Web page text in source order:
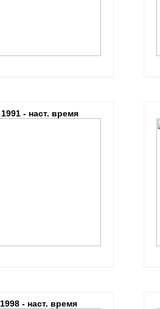
1991 - наст. время
1998 - наст. время